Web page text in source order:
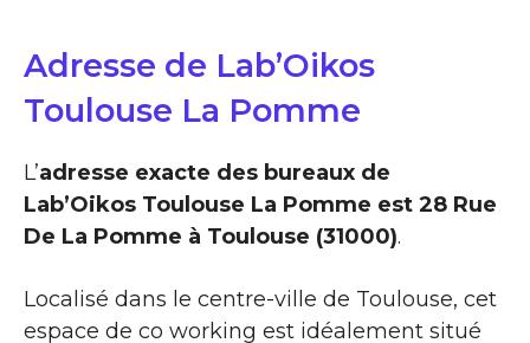
Adresse de Lab’Oikos
Toulouse La Pomme
L’adresse exacte des bureaux de
Lab’Oikos Toulouse La Pomme est 28 Rue
De La Pomme à Toulouse (31000).
Localisé dans le centre-ville de Toulouse, cet
espace de co working est idéalement situé